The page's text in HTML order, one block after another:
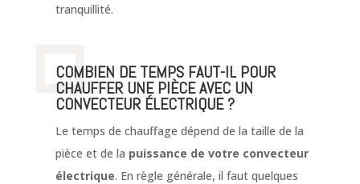
tranquillité.
COMBIEN DE TEMPS FAUT-IL POUR
CHAUFFER UNE PIÈCE AVEC UN
CONVECTEUR ÉLECTRIQUE ?
Le temps de chauffage dépend de la taille de la
pièce et de la puissance de votre convecteur
électrique. En règle générale, il faut quelques